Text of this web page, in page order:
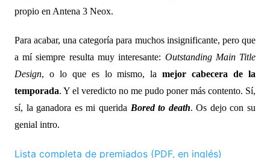
propio en Antena 3 Neox.
Para acabar, una categoría para muchos insignificante, pero que
a mí siempre resulta muy interesante: Outstanding Main Title
Design, o lo que es lo mismo, lamejor cabecera de la
temporada. Y el veredicto no me pudo poner más contento. Sí,
sí, la ganadora es mi querida Bored to death. Os dejo con su
genial intro.
Lista completa de premiados (PDF, en inglés)